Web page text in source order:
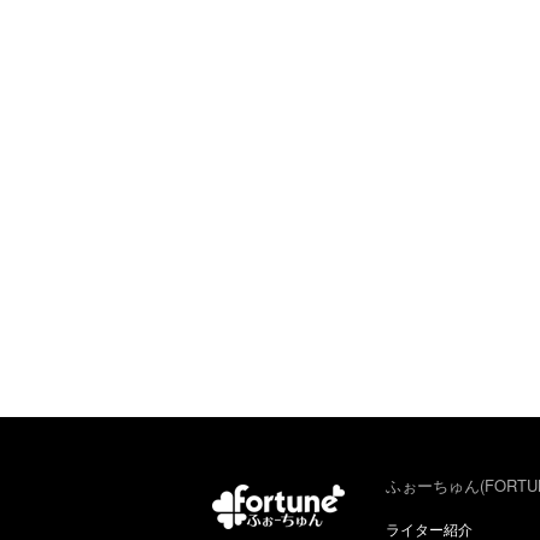
ふぉーちゅん
ライター紹介